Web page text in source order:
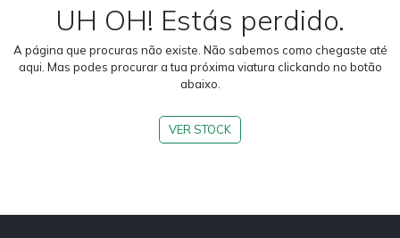
UH OH! Estás perdido.
A página que procuras não existe. Não sabemos como chegaste até
aqui. Mas podes procurar a tua próxima viatura clickando no botão
abaixo.
VER STOCK